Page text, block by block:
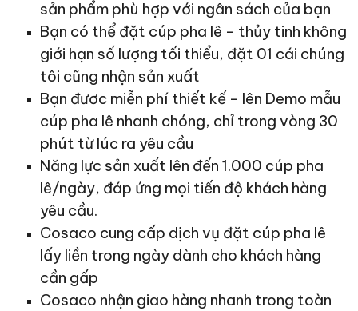
sản phẩm phù hợp với ngân sách của bạn
Bạn có thể đặt cúp pha lê – thủy tinh không
giới hạn số lượng tối thiểu, đặt 01 cái chúng
tôi cũng nhận sản xuất
Bạn đươc miễn phí thiết kế – lên Demo mẫu
cúp pha lê nhanh chóng, chỉ trong vòng 30
phút từ lúc ra yêu cầu
Năng lực sản xuất lên đến 1.000 cúp pha
lê/ngày, đáp ứng mọi tiến độ khách hàng
yêu cầu.
Cosaco cung cấp dịch vụ đặt cúp pha lê
lấy liền trong ngày dành cho khách hàng
cần gấp
Cosaco nhận giao hàng nhanh trong toàn